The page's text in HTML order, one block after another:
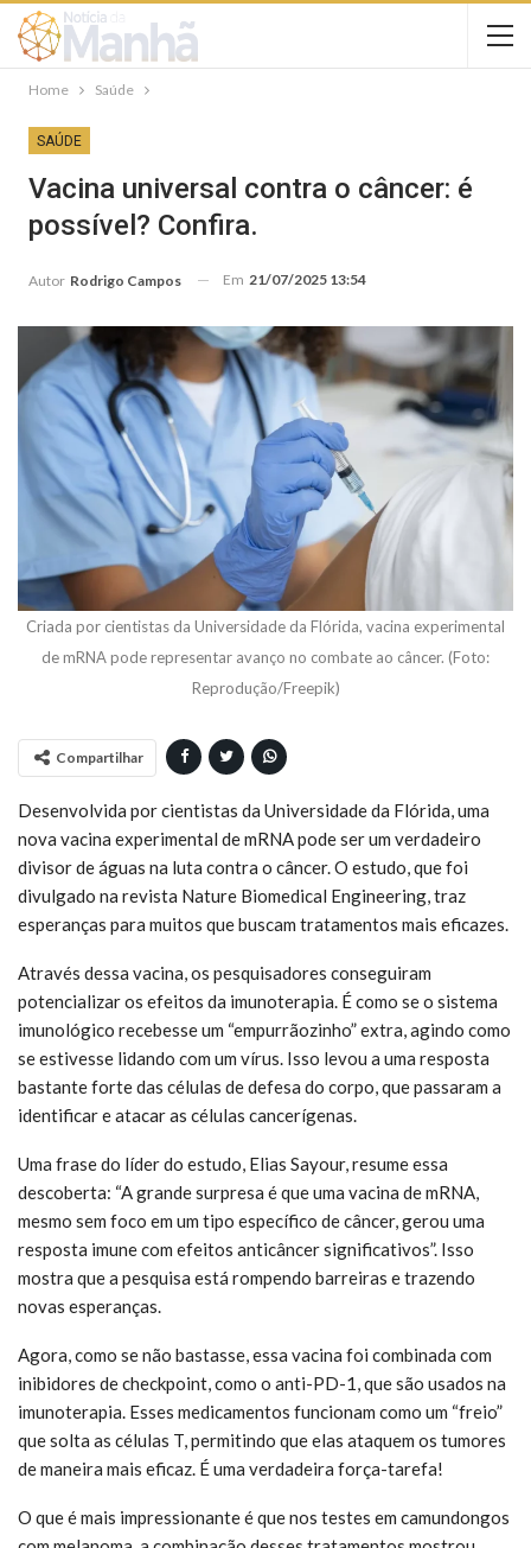
Home Saúde
SAÚDE
Vacina universal contra o câncer: é
possível? Confira.
Autor Rodrigo Campos Em 21/07/2025 13:54
Criada por cientistas da Universidade da Flórida, vacina experimental
de mRNA pode representar avanço no combate ao câncer. (Foto:
Reprodução/Freepik)
Compartilhar
Desenvolvida por cientistas da Universidade da Flórida, uma
nova vacina experimental de mRNA pode ser um verdadeiro
divisor de águas na luta contra o câncer. O estudo, que foi
divulgado na revista Nature Biomedical Engineering, traz
esperanças para muitos que buscam tratamentos mais eficazes.
Através dessa vacina, os pesquisadores conseguiram
potencializar os efeitos da imunoterapia. É como se o sistema
imunológico recebesse um “empurrãozinho” extra, agindo como
se estivesse lidando com um vírus. Isso levou a uma resposta
bastante forte das células de defesa do corpo, que passaram a
identificar e atacar as células cancerígenas.
Uma frase do líder do estudo, Elias Sayour, resume essa
descoberta: “A grande surpresa é que uma vacina de mRNA,
mesmo sem foco em um tipo específico de câncer, gerou uma
resposta imune com efeitos anticâncer significativos”. Isso
mostra que a pesquisa está rompendo barreiras e trazendo
novas esperanças.
Agora, como se não bastasse, essa vacina foi combinada com
inibidores de checkpoint, como o anti-PD-1, que são usados na
imunoterapia. Esses medicamentos funcionam como um “freio”
que solta as células T, permitindo que elas ataquem os tumores
de maneira mais eficaz. É uma verdadeira força-tarefa!
O que é mais impressionante é que nos testes em camundongos